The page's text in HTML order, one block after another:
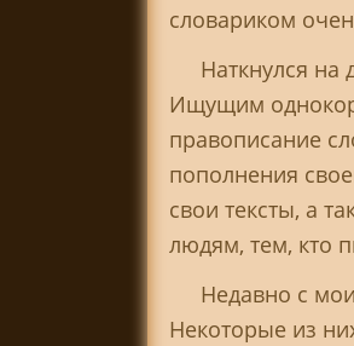
словариком
Наткнулся на
Ищущим
правописание
пополнения
свои тексты, а
людям, тем, кто
Недавно с
Некоторые из